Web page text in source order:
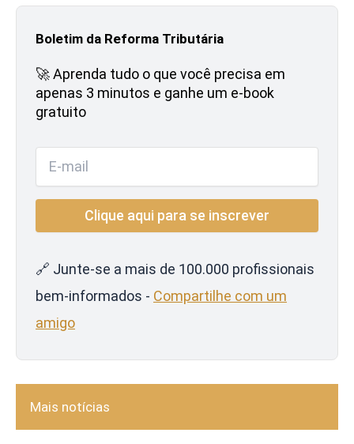
Boletim da Reforma Tributária
🚀 Aprenda tudo o que você precisa em
apenas 3 minutos e ganhe um e-book
gratuito
🔗 Junte-se a mais de 100.000 profissionais
bem-informados - Compartilhe com um
amigo
Mais notícias